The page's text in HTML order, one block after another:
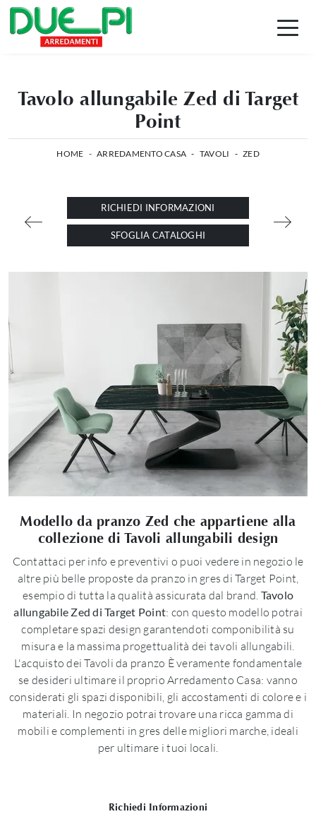
Tavolo allungabile Zed di Target
Point
HOME - ARREDAMENTO CASA - TAVOLI - ZED
RICHIEDI INFORMAZIONI
SFOGLIA CATALOGHI
Modello da pranzo Zed che appartiene alla
collezione di Tavoli allungabili design
Contattaci per info e preventivi o puoi vedere in negozio le
altre più belle proposte da pranzo in gres di Target Point,
esempio di tutta la qualità assicurata dal brand. Tavolo
allungabile Zed di Target Point: con questo modello potrai
completare spazi design garantendoti componibilità su
misura e la massima progettualità dei tavoli allungabili.
L'acquisto dei Tavoli da pranzo È veramente fondamentale
se desideri ultimare il proprio Arredamento Casa: vanno
considerati gli spazi disponibili, gli accostamenti di colore e i
materiali. In negozio potrai trovare una ricca gamma di
mobili e complementi in gres delle migliori marche, ideali
per ultimare i tuoi locali.
Richiedi Informazioni